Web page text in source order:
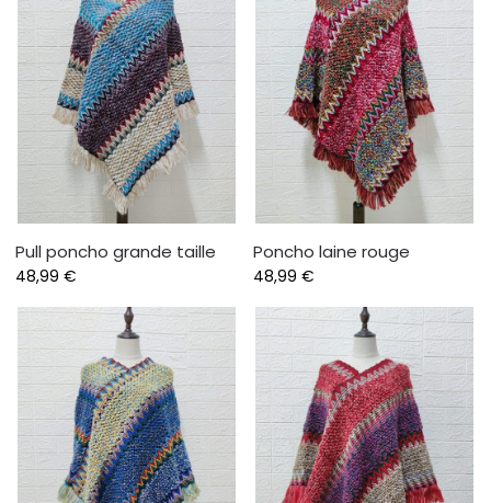
Pull poncho grande taille
48,99 €
Poncho laine rouge
48,99 €